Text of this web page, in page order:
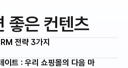
좋은 컨텐츠
전략 3가지
이트 : 우리 쇼핑몰의 다음 마